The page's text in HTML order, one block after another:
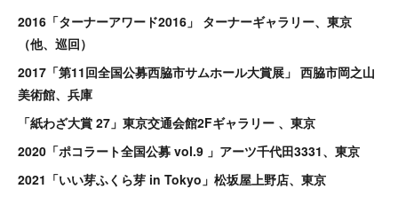
2016 「ターナーアワード2016」 ターナーギャラリー、東京
（他、巡回）
2017 「第11回全国公募西脇市サムホール大賞展」 西脇市岡之山
美術館、兵庫
「紙わざ大賞 27」東京交通会館2Fギャラリー 、東京
2020 「ポコラート全国公募 vol.9 」アーツ千代田3331、東京
2021 「いい芽ふくら芽 in Tokyo」松坂屋上野店、東京